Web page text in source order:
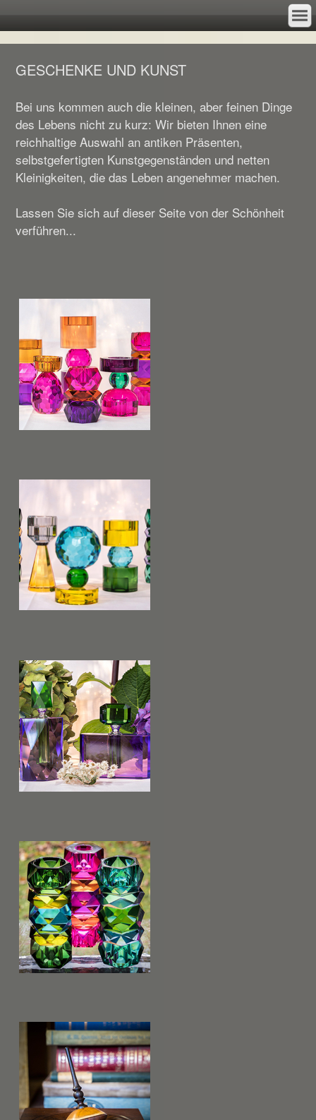
GESCHENKE UND KUNST
Bei uns kommen auch die kleinen, aber feinen Dinge
des Lebens nicht zu kurz: Wir bieten Ihnen eine
reichhaltige Auswahl an antiken Präsenten,
selbstgefertigten Kunstgegenständen und netten
Kleinigkeiten, die das Leben angenehmer machen.
Lassen Sie sich auf dieser Seite von der Schönheit
verführen...